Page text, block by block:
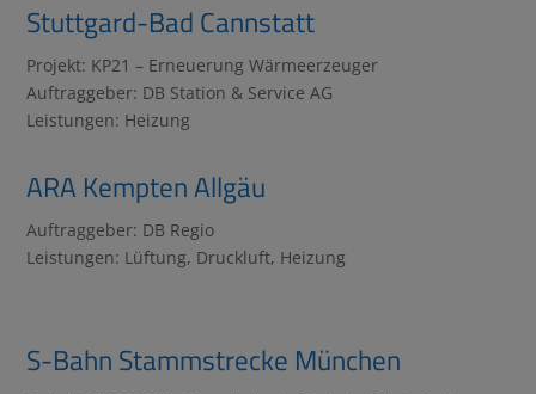
Stuttgard-Bad Cannstatt
Projekt: KP21 – Erneuerung Wärmeerzeuger
Auftraggeber: DB Station & Service AG
Leistungen: Heizung
ARA Kempten Allgäu
Auftraggeber: DB Regio
Leistungen: Lüftung, Druckluft, Heizung
S-Bahn Stammstrecke München